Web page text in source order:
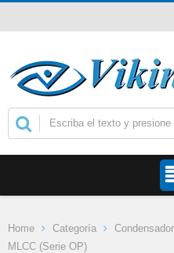
Home Categoría Condensador
MLCC (Serie OP)